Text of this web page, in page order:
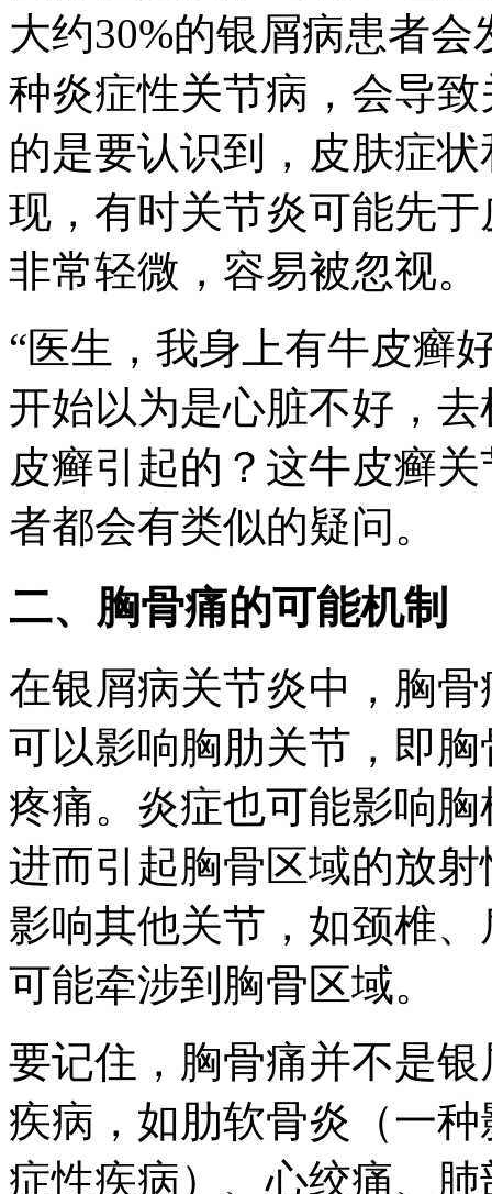
大约30%的银屑病患者
种炎症性关节病，会导
的是要认识到，皮肤症
现，有时关节炎可能先
非常轻微，容易被忽视。
“医生，我身上有牛皮癣
开始以为是心脏不好，
皮癣引起的？这牛皮癣
者都会有类似的疑问。
二、胸骨痛的可能机制
在银屑病关节炎中，胸
可以影响胸肋关节，即
疼痛。炎症也可能影响
进而引起胸骨区域的放
影响其他关节，如颈椎
可能牵涉到胸骨区域。
要记住，胸骨痛并不是
疾病，如肋软骨炎（一
症性疾病）、心绞痛、